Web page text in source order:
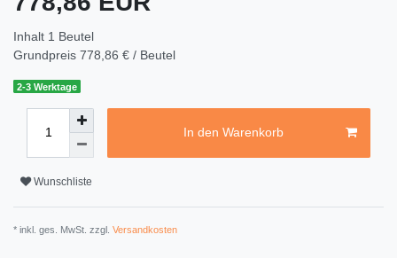
Inhalt 1 Beutel
Grundpreis 778,86 € / Beutel
2-3 Werktage
In den Warenkorb
Wunschliste
* inkl. ges. MwSt. zzgl. Versandkosten